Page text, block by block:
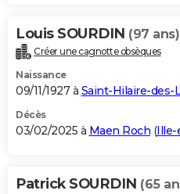
Louis SOURDIN (97 ans)
Créer une cagnotte obsèques
Naissance
09/11/1927 à Saint-Hilaire-des-
Décès
03/02/2025 à Maen Roch (Ille-
Patrick SOURDIN (65